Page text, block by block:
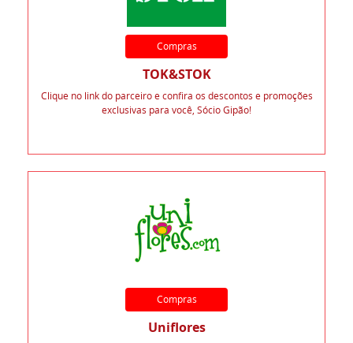
Compras
TOK&STOK
Clique no link do parceiro e confira os descontos e promoções
exclusivas para você, Sócio Gipão!
Compras
Uniflores